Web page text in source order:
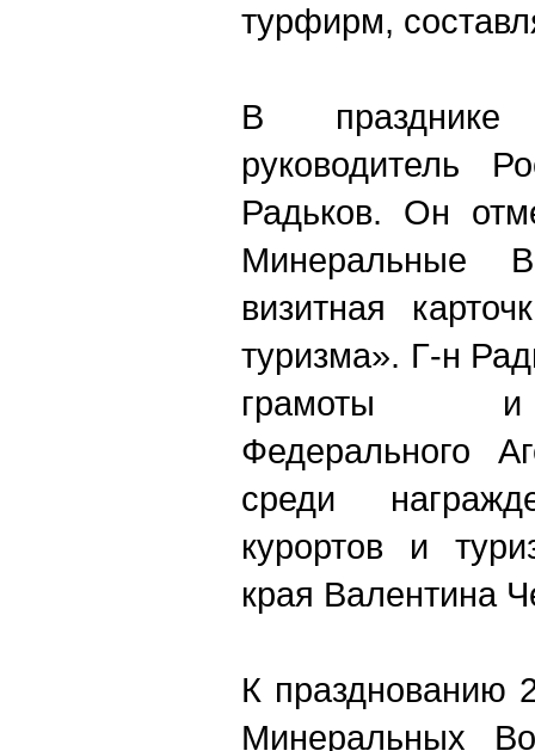
турфирм,
В празднике
руководитель
Радьков. Он
визитная
туризма». Г-н
грамоты и
Федерального
среди
курортов и
края Валентина
К празднованию
Минеральных